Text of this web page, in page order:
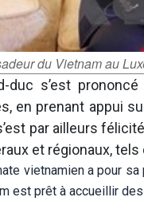
du Vietnam au
duc s’est
en prenant appui
par ailleurs
et régionaux, tels
vietnamien a pour
est prêt à accueillir